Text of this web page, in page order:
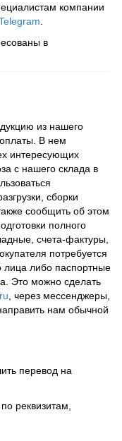
компании
в
из нашего
В нем
интересующих
с нашего склада в
сборки
сообщить об этом
полного
счета-фактуры,
потребуется
лица либо паспортные
Это можно сделать
, через мессенджеры,
нам обычной
перевод на
реквизитам,